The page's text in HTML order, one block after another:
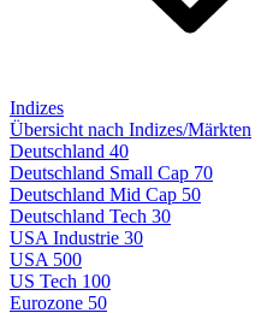
Indizes
Übersicht nach Indizes/Märkten
Deutschland 40
Deutschland Small Cap 70
Deutschland Mid Cap 50
Deutschland Tech 30
USA Industrie 30
USA 500
US Tech 100
Eurozone 50